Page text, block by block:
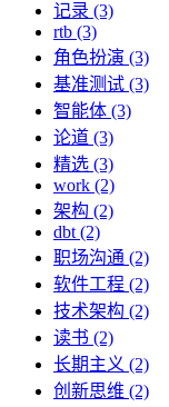
记录 (3)
rtb (3)
角色扮演 (3)
基准测试 (3)
智能体 (3)
论道 (3)
精选 (3)
work (2)
架构 (2)
dbt (2)
职场沟通 (2)
软件工程 (2)
技术架构 (2)
读书 (2)
长期主义 (2)
创新思维 (2)